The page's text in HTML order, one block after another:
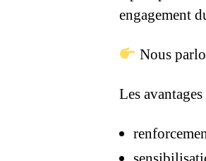
engagement
Nous
Les avantages